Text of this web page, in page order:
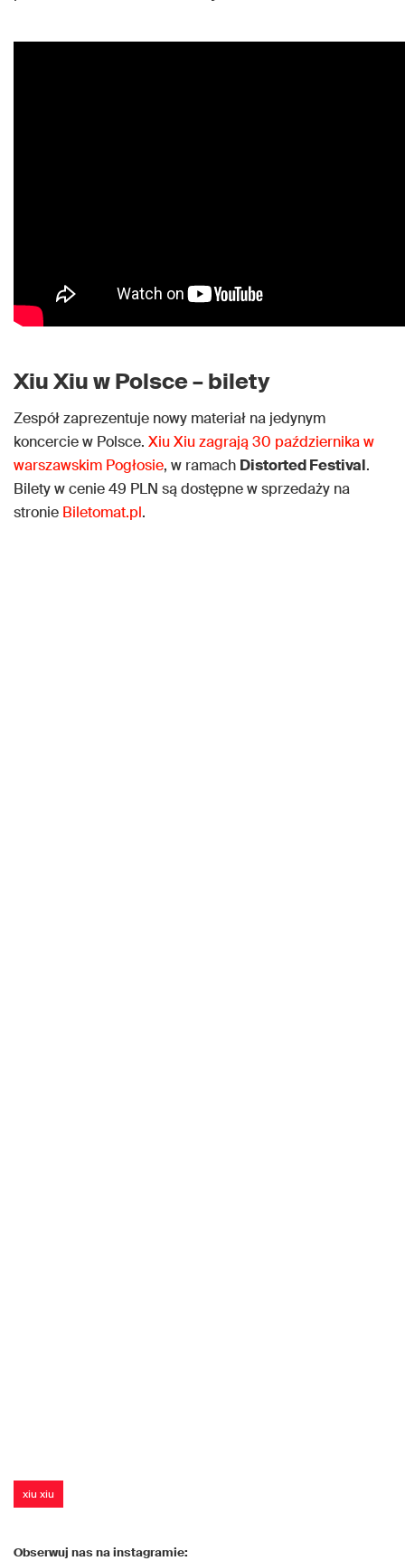
Xiu Xiu w Polsce – bilety
Zespół zaprezentuje nowy materiał na jedynym
koncercie w Polsce. Xiu Xiu zagrają 30 października w
warszawskim Pogłosie, w ramach Distorted Festival.
Bilety w cenie 49 PLN są dostępne w sprzedaży na
stronie Biletomat.pl.
xiu xiu
Obserwuj nas na instagramie: